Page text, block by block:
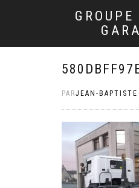
GROUPE
PARJEAN-BAPTISTE